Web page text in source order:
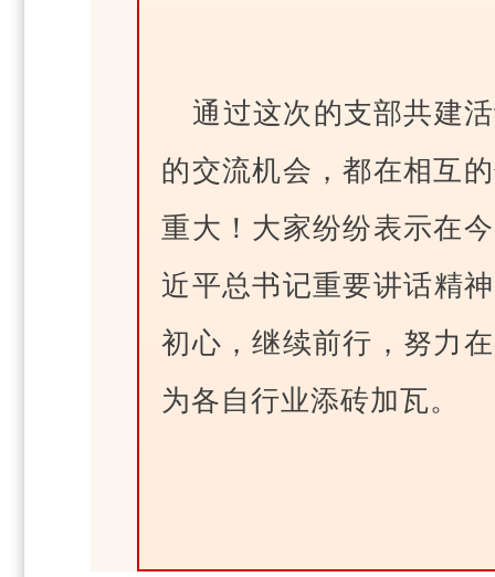
通过这次的支部共建
的交流机会，都在相互
重大！大家纷纷表示在
近平总书记重要讲话精
初心，继续前行，努力
为各自行业添砖加瓦。